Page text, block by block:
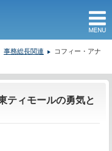
事務総長関連
コフィー・アナ
ティモールの勇気と